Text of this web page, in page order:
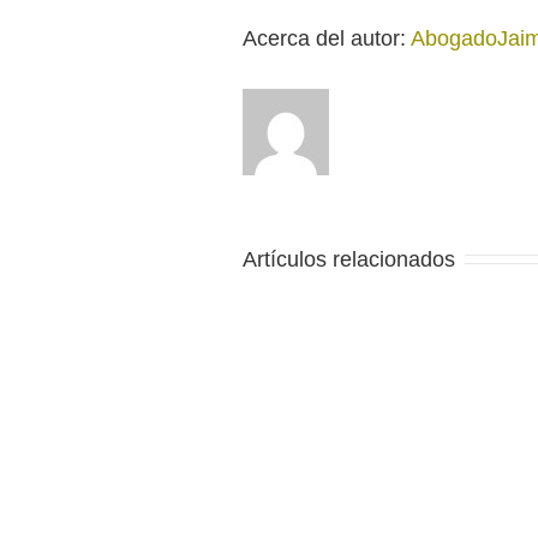
Acerca del autor:
Artículos relacionados